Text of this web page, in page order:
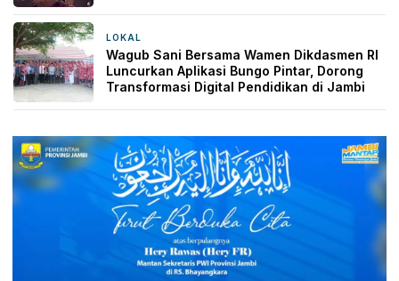
LOKAL
Wagub Sani Bersama Wamen Dikdasmen RI
Luncurkan Aplikasi Bungo Pintar, Dorong
Transformasi Digital Pendidikan di Jambi